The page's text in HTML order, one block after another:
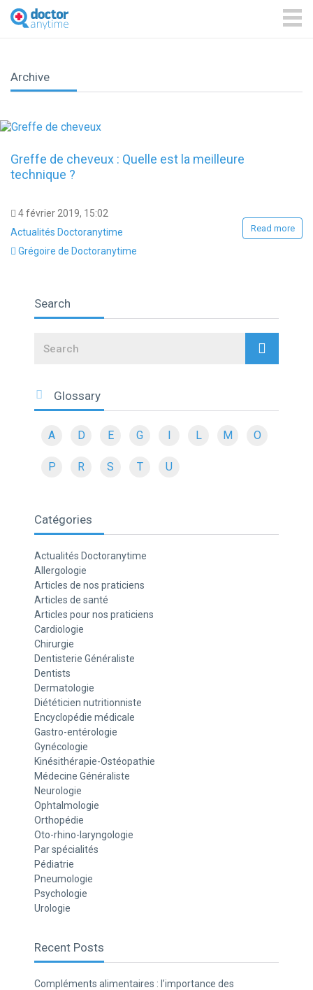
DoctorAnyTime
You
are
hands!
Archive
Greffe de cheveux : Quelle est la meilleure
technique ?
4 février 2019, 15:02
Actualités Doctoranytime
Grégoire de Doctoranytime
Read more
Search
Search
Glossary
A D E G I L M O
P R S T U
Catégories
Actualités Doctoranytime
Allergologie
Articles de nos praticiens
Articles de santé
Articles pour nos praticiens
Cardiologie
Chirurgie
Dentisterie Généraliste
Dentists
Dermatologie
Diététicien nutritionniste
Encyclopédie médicale
Gastro-entérologie
Gynécologie
Kinésithérapie-Ostéopathie
Médecine Généraliste
Neurologie
Ophtalmologie
Orthopédie
Oto-rhino-laryngologie
Par spécialités
Pédiatrie
Pneumologie
Psychologie
Urologie
Recent Posts
Compléments alimentaires : l’importance des